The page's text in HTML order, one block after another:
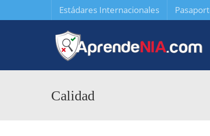
Estádares Internacionales
Calidad